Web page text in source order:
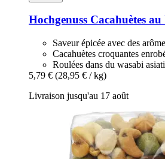
Hochgenuss Cacahuètes
Saveur épicée avec des
Cacahuètes croquantes
Roulées dans du wasabi
5,79 € (28,95 € / kg)
Livraison jusqu'au 17 août